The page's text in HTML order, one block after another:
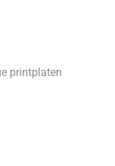
printplaten